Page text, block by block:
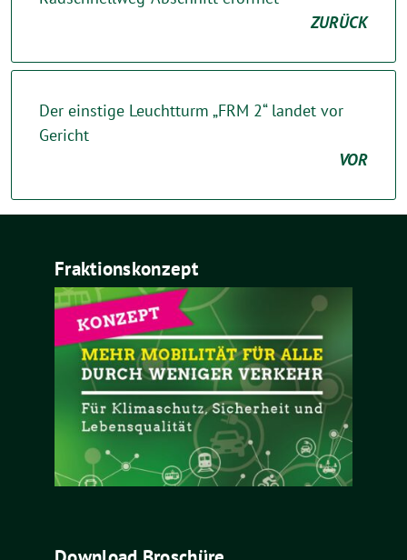
ZURÜCK
Der einstige Leuchtturm „FRM 2“ landet vor
Gericht
VOR
Fraktionskonzept